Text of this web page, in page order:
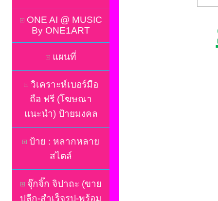
ONE AI @ MUSIC
By ONE1ART
แผนที่
วิเคราะห์เบอร์มือ
ถือ ฟรี (โฆษณา
แนะนำ) ป้ายมงคล
ป้าย : หลากหลาย
สไตล์
จุ๊กจิ๊ก จิปาถะ (ขาย
ปลีก-สำเร็จรูป-พร้อม